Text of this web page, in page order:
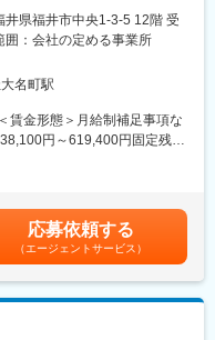
です。来客の利便性などを重
帯設備があるところになり
る
刺激的
年間を通じて行っていただい
案等）に関するインセンテ
当した相続案件からグルー
がインセンティブとなりま
作成など）
税法・規制の確認
税務戦略の策定
ライアンスの維持 など
最適な相続方法の提案
井県福井市中央1-3-5 12階 受
：会社の定める事業所
名町駅
賃金形態＞月給制補足事項な
円～619,400円固定残業
前職等を考慮の上同社規定に
2回■インセンティブ制度あ
合は固定残業の支給はありま
あり、選考を通じて上下す
定手当を含めた表記です。
応募依頼する
（エージェントサービス）